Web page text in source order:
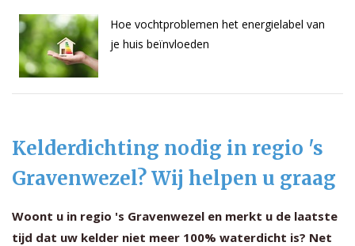
Hoe vochtproblemen het energielabel van
je huis beïnvloeden
Kelderdichting nodig in regio 's
Gravenwezel? Wij helpen u graag
Woont u in regio 's Gravenwezel en merkt u de laatste
tijd dat uw kelder niet meer 100% waterdicht is? Net